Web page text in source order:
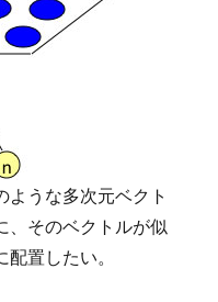
ような多次元ベクト
、そのベクトルが似
置したい。